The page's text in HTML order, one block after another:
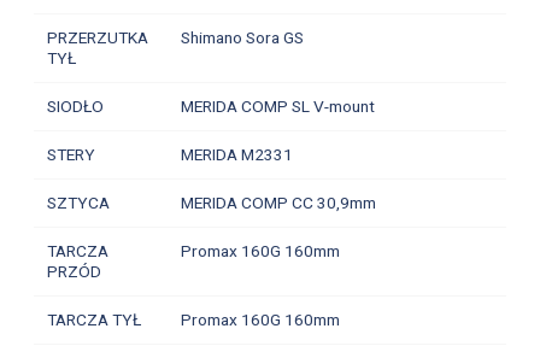
PRZERZUTKA
TYŁ
Shimano Sora GS
SIODŁO MERIDA COMP SL V-mount
STERY MERIDA M2331
SZTYCA MERIDA COMP CC 30,9mm
TARCZA
PRZÓD
Promax 160G 160mm
TARCZA TYŁ Promax 160G 160mm